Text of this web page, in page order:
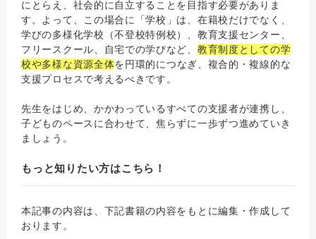
にとらえ、社会的に自立することを目指す必要がありま
す。よって、この場合に「学校」は、在籍校だけでなく、
学びの多様化学校（不登校特例校）、教育支援センター、
フリースクール、自宅での学びなど、 教育制度としての学
校や多様な資源全体を円環的につなぎ、複合的・複線的な
支援プロセスで考えるべきです。
先生をはじめ、かかわっているすべての支援者が連携し、
子どものペースに合わせて、焦らずに一歩ずつ進めていき
ましょう。
もっと知りたい方はこちら！
本記事の内容は、下記書籍の内容をもとに編集・作成して
おります。